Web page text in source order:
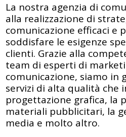
La nostra agenzia di
alla realizzazione di
comunicazione efficaci e
soddisfare le esigenze
clienti. Grazie alla
team di esperti di
comunicazione, siamo in
servizi di alta qualità che
progettazione grafica, la
materiali pubblicitari, la
media e molto altro.